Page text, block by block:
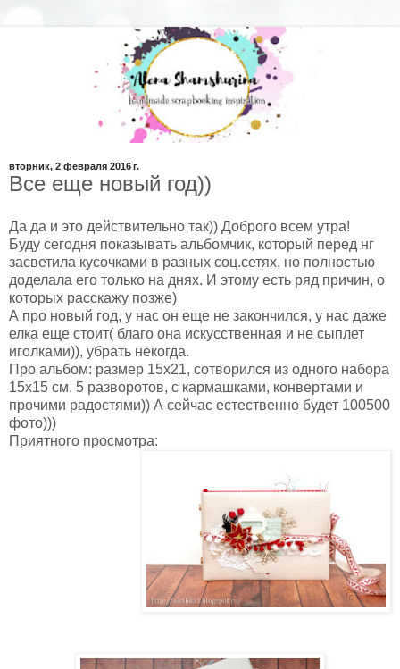
вторник, 2 февраля 2016 г.
Все еще новый год))
Да да и это действительно так)) Доброго всем утра!
Буду сегодня показывать альбомчик, который перед нг
засветила кусочками в разных соц.сетях, но полностью
доделала его только на днях. И этому есть ряд причин, о
которых расскажу позже)
А про новый год, у нас он еще не закончился, у нас даже
елка еще стоит( благо она искусственная и не сыплет
иголками)), убрать некогда.
Про альбом: размер 15х21, сотворился из одного набора
15х15 см. 5 разворотов, с кармашками, конвертами и
прочими радостями)) А сейчас естественно будет 100500
фото)))
Приятного просмотра: